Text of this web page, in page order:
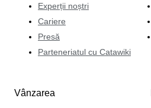
Experții noștri
Cariere
Presă
Parteneriatul cu Catawiki
Vânzarea